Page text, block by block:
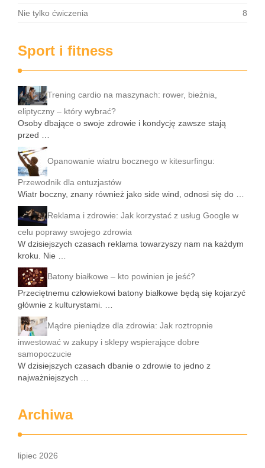
Nie tylko ćwiczenia
8
Sport i fitness
Trening cardio na maszynach: rower, bieżnia,
eliptyczny – który wybrać?
Osoby dbające o swoje zdrowie i kondycję zawsze stają
przed …
Opanowanie wiatru bocznego w kitesurfingu:
Przewodnik dla entuzjastów
Wiatr boczny, znany również jako side wind, odnosi się do …
Reklama i zdrowie: Jak korzystać z usług Google w
celu poprawy swojego zdrowia
W dzisiejszych czasach reklama towarzyszy nam na każdym
kroku. Nie …
Batony białkowe – kto powinien je jeść?
Przeciętnemu człowiekowi batony białkowe będą się kojarzyć
głównie z kulturystami. …
Mądre pieniądze dla zdrowia: Jak roztropnie
inwestować w zakupy i sklepy wspierające dobre
samopoczucie
W dzisiejszych czasach dbanie o zdrowie to jedno z
najważniejszych …
Archiwa
lipiec 2026